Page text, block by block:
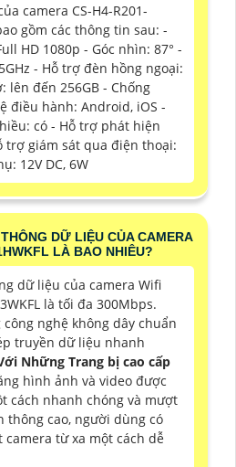
camera CS-H4-R201-
gồm các thông tin sau: -
HD 1080p - Góc nhìn: 87° -
- Hỗ trợ đèn hồng ngoại:
lên đến 256GB - Chống
điều hành: Android, iOS -
có - Hỗ trợ phát hiện
trợ giám sát qua điện thoại:
12V DC, 6W
DỮ LIỆU CỦA CAMERA
LÀ BAO NHIÊU?
dữ liệu của camera Wifi
là tối đa 300Mbps.
nghệ không dây chuẩn
truyền dữ liệu nhanh
Những Trang bị cao cấp
hình ảnh và video được
cách nhanh chóng và mượt
thông cao, người dùng có
camera từ xa một cách dễ